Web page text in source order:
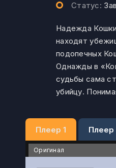
Статус:
Надежда
находят
подопечных
Однажды в
судьбы сама
убийцу.
Плеер 1 Плеер
Оригинал